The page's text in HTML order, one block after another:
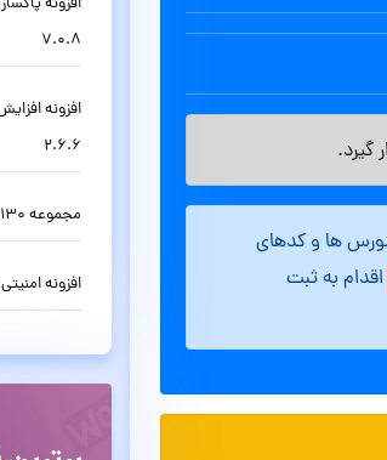
گیرد.
ها و کدهای
اقدام به ثبت
7.0.8
2.6.6
مجموعه 130 آیکون رایگان Icons8 به صورت SVG
افزونه امنیتی Wordfence Security وردپرس نسخه 8.1.4